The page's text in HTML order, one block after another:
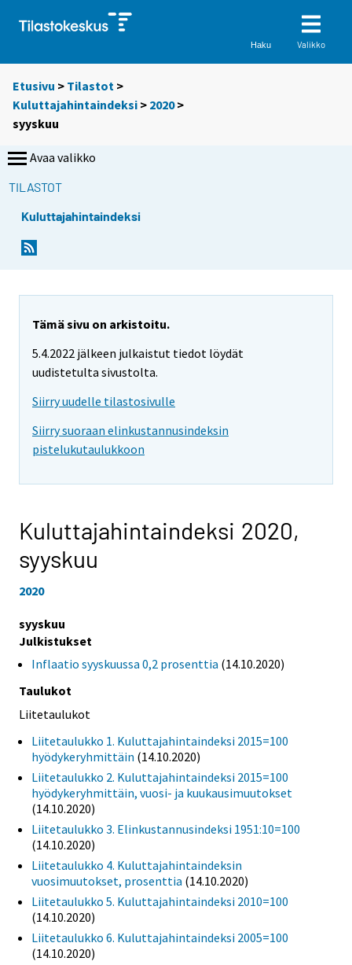
Haku Valikko
Etusivu > Tilastot >
Kuluttajahintaindeksi > 2020>
syyskuu
Avaa valikko
TILASTOT
Kuluttajahintaindeksi
Tämä sivu on arkistoitu.
5.4.2022 jälkeen julkaistut tiedot löydät
uudistetulta sivustolta.
Siirry uudelle tilastosivulle
Siirry suoraan elinkustannusindeksin
pistelukutaulukkoon
Kuluttajahintaindeksi 2020,
syyskuu
2020
syyskuu
Julkistukset
Inflaatio syyskuussa 0,2 prosenttia (14.10.2020)
Taulukot
Liitetaulukot
Liitetaulukko 1. Kuluttajahintaindeksi 2015=100
hyödykeryhmittäin (14.10.2020)
Liitetaulukko 2. Kuluttajahintaindeksi 2015=100
hyödykeryhmittäin, vuosi- ja kuukausimuutokset
(14.10.2020)
Liitetaulukko 3. Elinkustannusindeksi 1951:10=100
(14.10.2020)
Liitetaulukko 4. Kuluttajahintaindeksin
vuosimuutokset, prosenttia (14.10.2020)
Liitetaulukko 5. Kuluttajahintaindeksi 2010=100
(14.10.2020)
Liitetaulukko 6. Kuluttajahintaindeksi 2005=100
(14.10.2020)